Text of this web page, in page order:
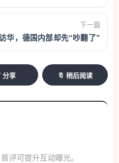
下一篇
华，德国内部却先“吵翻了”
分享 🔖 稍后阅读
评可提升互动曝光。